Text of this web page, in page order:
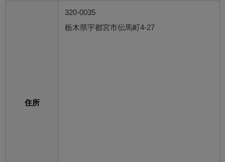
住所
320-0035
栃木県宇都宮市伝馬町4-27